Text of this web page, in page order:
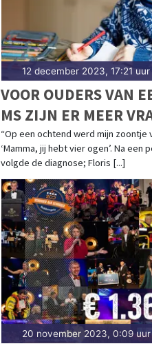
12 december 2023, 17:21 uur|
VOOR OUDERS VAN
MS ZIJN ER MEER
ANTWOORDEN
“Op een ochtend werd mijn zoontje
‘Mamma, jij hebt vier ogen’. Na
volgde de diagnose; Floris [...]
20 november 2023, 0:09 uur|